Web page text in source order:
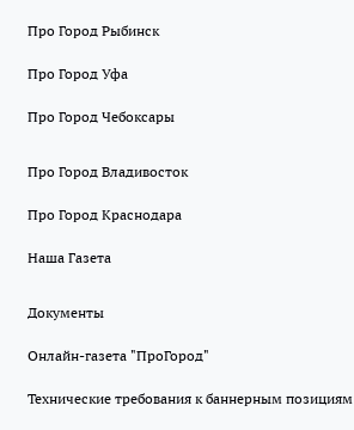
Про Город Рыбинск
Про Город Уфа
Про Город Чебоксары
Про Город Владивосток
Про Город Краснодара
Наша Газета
Документы
Онлайн-газета "ПроГород"
Технические требования к баннерным позициям